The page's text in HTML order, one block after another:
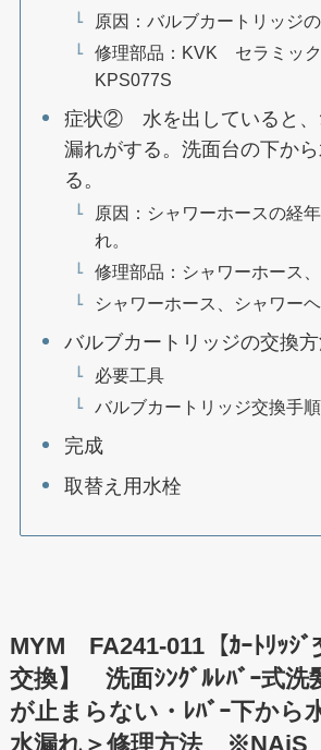
原因：バルブカートリッジ
修理部品：KVK セラミッ
KPS077S
症状② 水を出していると、
漏れがする。洗面台の下から
る。
原因：シャワーホースの経
れ。
修理部品：シャワーホース
シャワーホース、シャワー
バルブカートリッジの交換
必要工具
バルブカートリッジ交換手順
完成
取替え用水栓
MYM FA241-011【ｶｰﾄﾘｯｼﾞ
交換】 洗面ｼﾝｸﾞﾙﾚﾊﾞｰ式洗
が止まらない・ﾚﾊﾞｰ下から